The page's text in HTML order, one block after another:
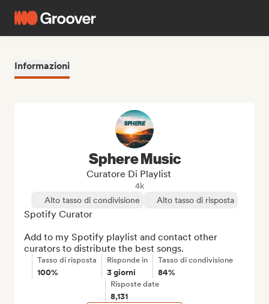
Informazioni
Sphere Music
Curatore Di Playlist
4k
Alto tasso di condivisione
Alto tasso di risposta
Spotify Curator
Add to my Spotify playlist and contact other
curators to distribute the best songs.
Tasso di risposta
100%
Risponde in
3 giorni
Tasso di condivisione
84%
Risposte date
8,131